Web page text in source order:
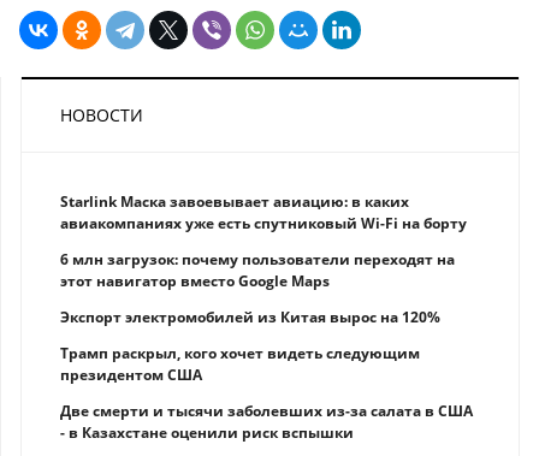
НОВОСТИ
Starlink Маска завоевывает авиацию: в каких
авиакомпаниях уже есть спутниковый Wi-Fi на борту
6 млн загрузок: почему пользователи переходят на
этот навигатор вместо Google Maps
Экспорт электромобилей из Китая вырос на 120%
Трамп раскрыл, кого хочет видеть следующим
президентом США
Две смерти и тысячи заболевших из-за салата в США
- в Казахстане оценили риск вспышки